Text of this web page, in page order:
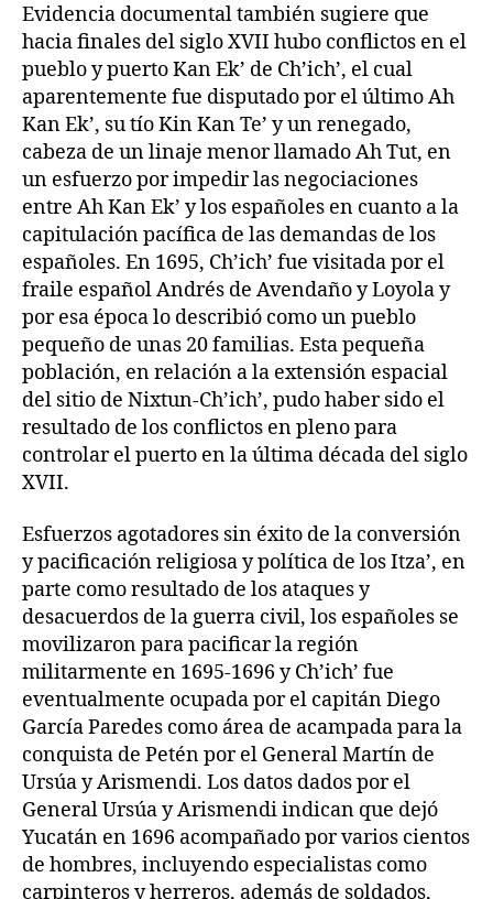
Evidencia documental también sugiere que
hacia finales del siglo XVII hubo conflictos en el
pueblo y puerto Kan Ek’ de Ch’ich’, el cual
aparentemente fue disputado por el último Ah
Kan Ek’, su tío Kin Kan Te’ y un renegado,
cabeza de un linaje menor llamado Ah Tut, en
un esfuerzo por impedir las negociaciones
entre Ah Kan Ek’ y los españoles en cuanto a la
capitulación pacífica de las demandas de los
españoles. En 1695, Ch’ich’ fue visitada por el
fraile español Andrés de Avendaño y Loyola y
por esa época lo describió como un pueblo
pequeño de unas 20 familias. Esta pequeña
población, en relación a la extensión espacial
del sitio de Nixtun-Ch’ich’, pudo haber sido el
resultado de los conflictos en pleno para
controlar el puerto en la última década del siglo
XVII.
Esfuerzos agotadores sin éxito de la conversión
y pacificación religiosa y política de los Itza’, en
parte como resultado de los ataques y
desacuerdos de la guerra civil, los españoles se
movilizaron para pacificar la región
militarmente en 1695-1696 y Ch’ich’ fue
eventualmente ocupada por el capitán Diego
García Paredes como área de acampada para la
conquista de Petén por el General Martín de
Ursúa y Arismendi. Los datos dados por el
General Ursúa y Arismendi indican que dejó
Yucatán en 1696 acompañado por varios cientos
de hombres, incluyendo especialistas como
carpinteros y herreros, además de soldados,